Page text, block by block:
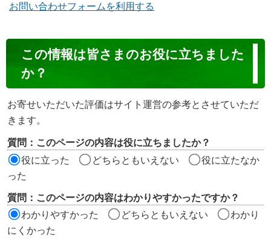
お問い合わせフォームを利用する
ン
ン
ツ
評
価
ア
この情報は皆さまのお役に立ちました
か？
お寄せいただいた評価はサイト運営の参考とさせていただ
きます。
質問：このページの内容は役に立ちましたか？
役に立った
どちらともいえない
役に立たなか
った
質問：このページの内容はわかりやすかったですか？
わかりやすかった
どちらともいえない
わかり
にくかった